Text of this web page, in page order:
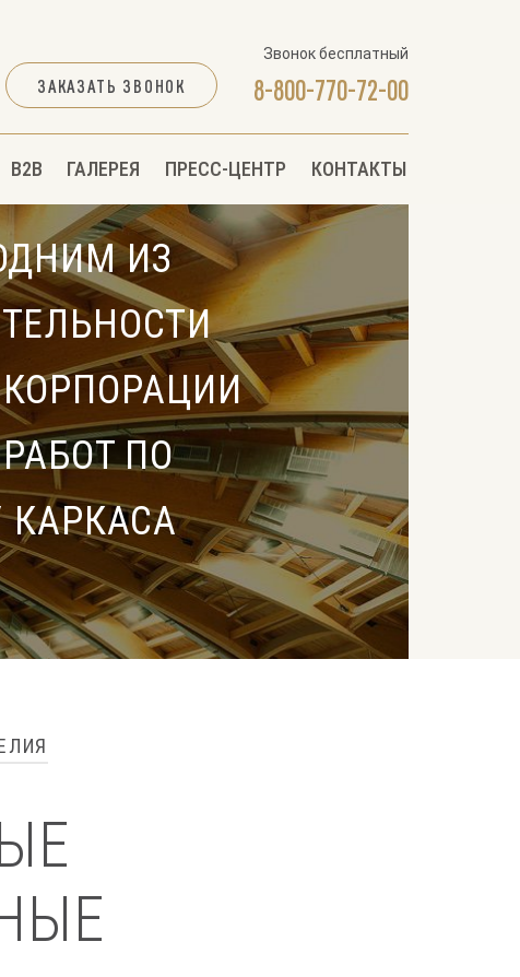
ЗАКАЗАТЬ ЗВОНОК 8-800-770-72-00
Звонок бесплатный
B2B ГАЛЕРЕЯ ПРЕСС-ЦЕНТР КОНТАКТЫ
ИЗ
ПО
КАРКАСА